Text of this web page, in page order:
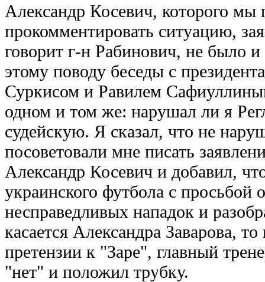
Александр Косевич, которого мы
прокомментировать ситуацию,
говорит г-н Рабинович, не было
этому поводу беседы с
Суркисом и Равилем
одном и том же: нарушал ли я
судейскую. Я сказал, что не
посоветовали мне писать
Александр Косевич и добавил,
украинского футбола с просьбой
несправедливых нападок и
касается Александра Заварова,
претензии к "Заре", главный
"нет" и положил трубку.